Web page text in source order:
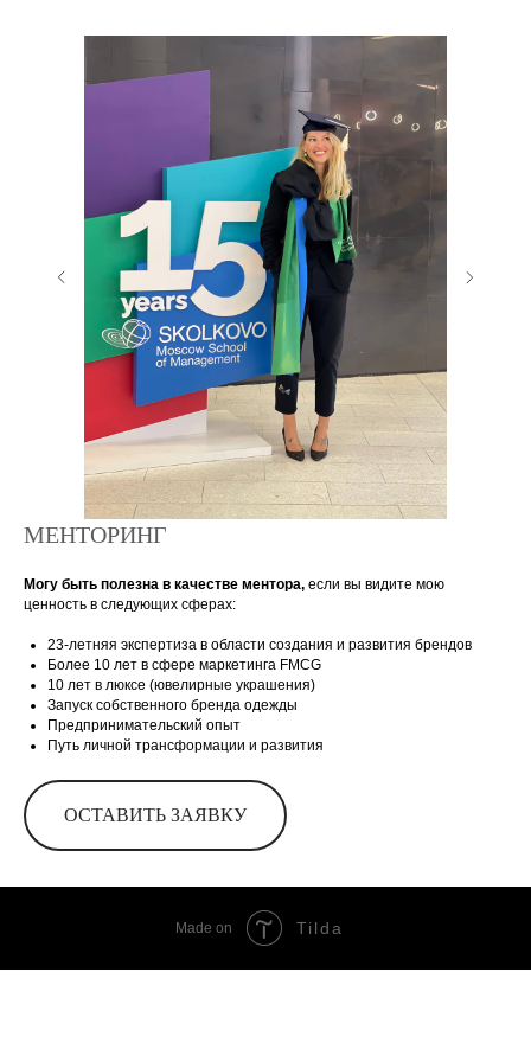
МЕНТОРИНГ
Могу быть полезна в качестве ментора, если вы видите мою
ценность в следующих сферах:
23-летняя экспертиза в области создания и развития брендов
Более 10 лет в сфере маркетинга FMCG
10 лет в люксе (ювелирные украшения)
Запуск собственного бренда одежды
Предпринимательский опыт
Путь личной трансформации и развития
ОСТАВИТЬ ЗАЯВКУ
Made on Tilda